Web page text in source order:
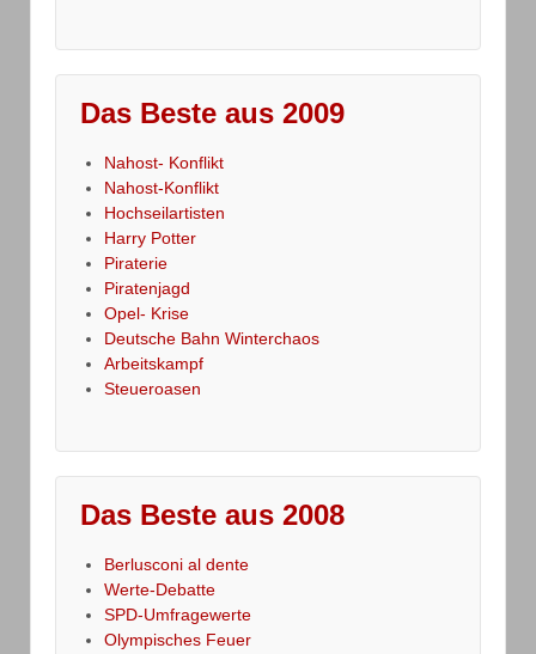
Das Beste aus 2009
Nahost- Konflikt
Nahost-Konflikt
Hochseilartisten
Harry Potter
Piraterie
Piratenjagd
Opel- Krise
Deutsche Bahn Winterchaos
Arbeitskampf
Steueroasen
Das Beste aus 2008
Berlusconi al dente
Werte-Debatte
SPD-Umfragewerte
Olympisches Feuer